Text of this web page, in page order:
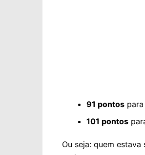
91 pontos
101 pontos
Ou seja: quem